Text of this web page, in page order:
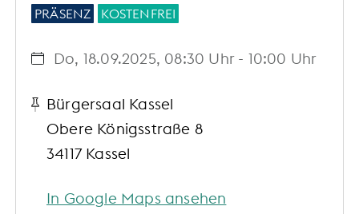
PRÄSENZ KOSTENFREI
Do, 18.09.2025, 08:30 Uhr- 10:00 Uhr
Bürgersaal Kassel
Obere Königsstraße 8
34117 Kassel
In Google Maps ansehen